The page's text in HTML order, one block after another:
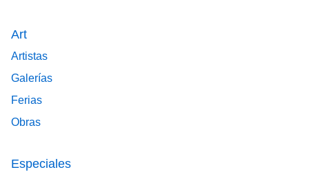
Art
Artistas
Galerías
Ferias
Obras
Especiales